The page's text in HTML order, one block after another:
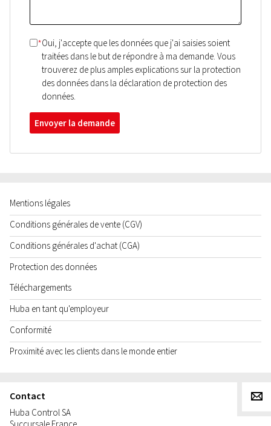
*Oui, j'accepte que les données que j'ai saisies soient
traitées dans le but de répondre à ma demande. Vous
trouverez de plus amples explications sur la protection
des données dans la déclaration de protection des
données.
Envoyer la demande
Mentions légales
Conditions générales de vente (CGV)
Conditions générales d'achat (CGA)
Protection des données
Téléchargements
Huba en tant qu'employeur
Conformité
Proximité avec les clients dans le monde entier
Contact
Huba Control SA
Succursale France
g